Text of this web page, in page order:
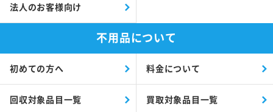
法人のお客様向け
不用品について
初めての方へ 料金について
回収対象品目一覧 買取対象品目一覧